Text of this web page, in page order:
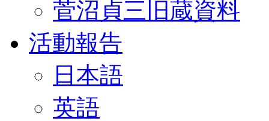
菅沼貞三旧蔵資料
活動報告
日本語
英語